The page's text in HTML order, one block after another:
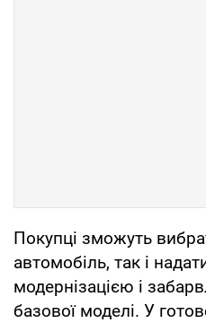
Покупці зможуть
автомобіль, так і
модернізацією і
базової моделі. У